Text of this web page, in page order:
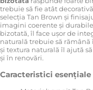
trebuie să fie atât
selecția Tan Brown și
imagini coerente și
bizotată, îl face ușor de
naturală trebuie să
și textura naturală îl ajută
și în renovări.
Caracteristici esențiale